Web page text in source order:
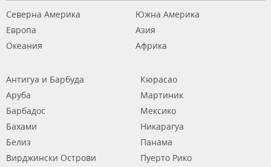
Северна Америка
Южна Америка
Европа
Азия
Океания
Африка
Антигуа и Барбуда
Аруба
Барбадос
Бахами
Белиз
Вирджински Острови
Кюрасао
Мартиник
Мексико
Никарагуа
Панама
Пуерто Рико